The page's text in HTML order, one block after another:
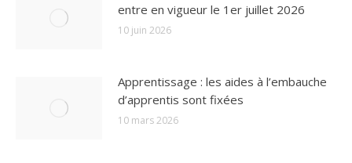
entre en vigueur le 1er juillet 2026
10 juin 2026
Apprentissage : les aides à l’embauche
d’apprentis sont fixées
10 mars 2026